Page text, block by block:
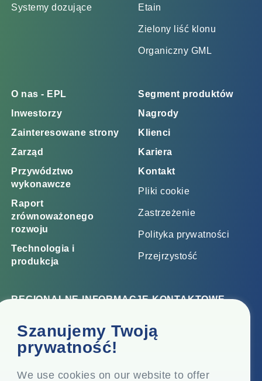
Szanujemy Twoją
prywatność!
We use cookies on our website to offer
Systemy dozujące Etain
Zielony liść klonu
Organiczny GML
O nas - EPL
Inwestorzy
Zainteresowane strony
Zarząd
Przywództwo
wykonawcze
Raport
zrównoważonego
rozwoju
Technologia i
produkcja
Segment produktów
Nagrody
Klienci
Kariera
Kontakt
Pliki cookie
Zastrzeżenie
Polityka prywatności
Przejrzystość
REGIONALNE INFORMACJE KONTAKTOWE
Biuro korporacyjne
Top Floor, Times Tower, Kamala City, Senapati Bapat
Marg, Lower Parel, Mumbai - 400 013, Maharashtra,